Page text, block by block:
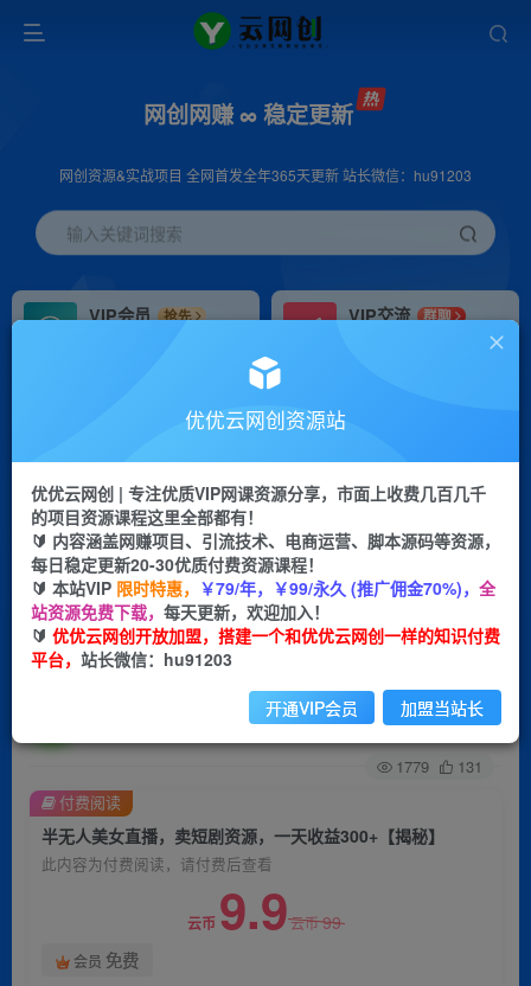
网创网赚 ∞ 稳定更新
网创资源&实战项目 全网首发全年365天更新 站长微信：hu91203
输入关键词搜索
VIP会员
抢先
VIP交流
群聊
研究探讨更多创业项目路子。
会员专属推广链接
挂机 项目
脚本卡密
APP下载
GO
首页 创业课程 会员免费 正文
半无人美女直播，卖短剧资源，一天收益300+
【揭秘】
关注 私信
1779 131
半无人美女直播，卖短剧资源，一天收益300+【揭秘】
此内容为付费阅读，请付费后查看
云币 9.9云币99
会员 免费
付费阅读
优优云网创资源站
优优云网创 | 专注优质VIP网课资源分享，市面上收费几百几千
的项目资源课程这里全部都有！
🔰 内容涵盖网赚项目、引流技术、电商运营、脚本源码等资源，
每日稳定更新20-30优质付费资源课程！
🔰 本站VIP 限时特惠， ￥79/年，￥99/永久 (推广佣金70%)， 全
站资源免费下载， 每天更新，欢迎加入！
🔰 优优云网创开放加盟，搭建一个和优优云网创一样的知识付费
平台， 站长微信：hu91203
开通VIP会员 加盟当站长